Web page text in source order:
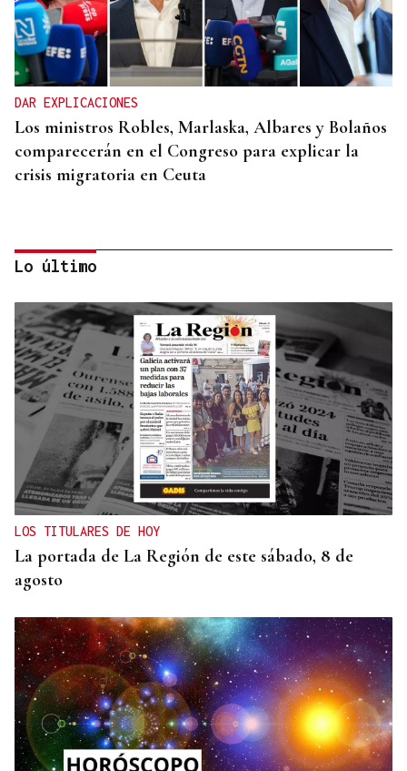
DAR EXPLICACIONES
Los ministros Robles, Marlaska, Albares y Bolaños
comparecerán en el Congreso para explicar la
crisis migratoria en Ceuta
"EN COORDINACIÓN CON EL GOBIERNO"
El PSOE garantiza que Felipe VI visitará Ceuta
“cuando sea oportuno”
Lo último
LOS TITULARES DE HOY
La portada de La Región de este sábado, 8 de
agosto